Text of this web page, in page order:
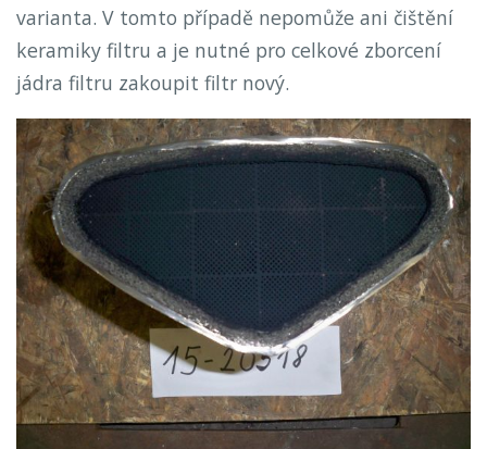
varianta. V tomto případě nepomůže ani čištění
keramiky filtru a je nutné pro celkové zborcení
jádra filtru zakoupit filtr nový.